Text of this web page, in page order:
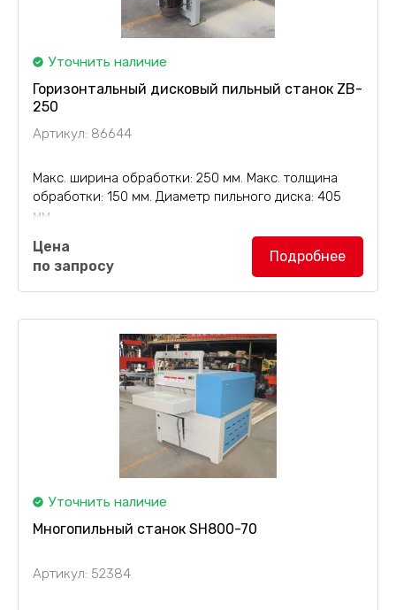
Уточнить наличие
Горизонтальный дисковый пильный станок ZB-
250
Артикул: 86644
Макс. ширина обработки: 250 мм. Макс. толщина
обработки: 150 мм. Диаметр пильного диска: 405
мм.
Горизонтальный дисковый пильный станок
ZB-250поставляется с 2 пильными дисками в
комплекте. Диаметр диска составляет 405 мм....
Цена
по запросу
Подробнее
Уточнить наличие
Многопильный станок SH800-70
Артикул: 52384